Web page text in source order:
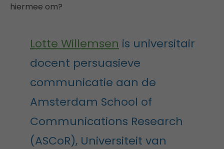
hiermee om?
Lotte Willemsen is universitair
docent persuasieve
communicatie aan de
Amsterdam School of
Communications Research
(ASCoR), Universiteit van